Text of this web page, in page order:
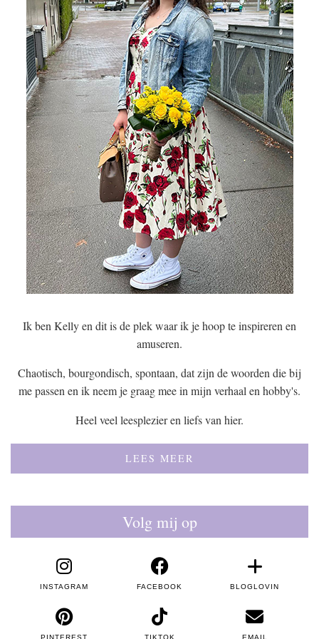
Ik ben Kelly en dit is de plek waar ik je hoop te inspireren en
amuseren.
Chaotisch, bourgondisch, spontaan, dat zijn de woorden die bij
me passen en ik neem je graag mee in mijn verhaal en hobby's.
Heel veel leesplezier en liefs van hier.
LEES MEER
Volg mij op
INSTAGRAM FACEBOOK BLOGLOVIN
PINTEREST TIKTOK EMAIL